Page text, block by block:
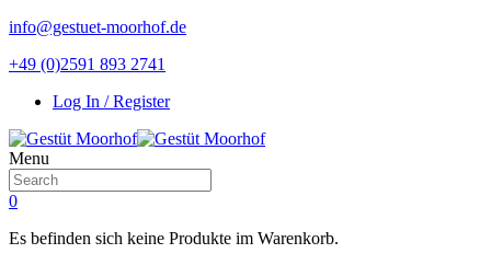
info@gestuet-moorhof.de
+49 (0)2591 893 2741
Log In / Register
Menu
0
Es befinden sich keine Produkte im Warenkorb.